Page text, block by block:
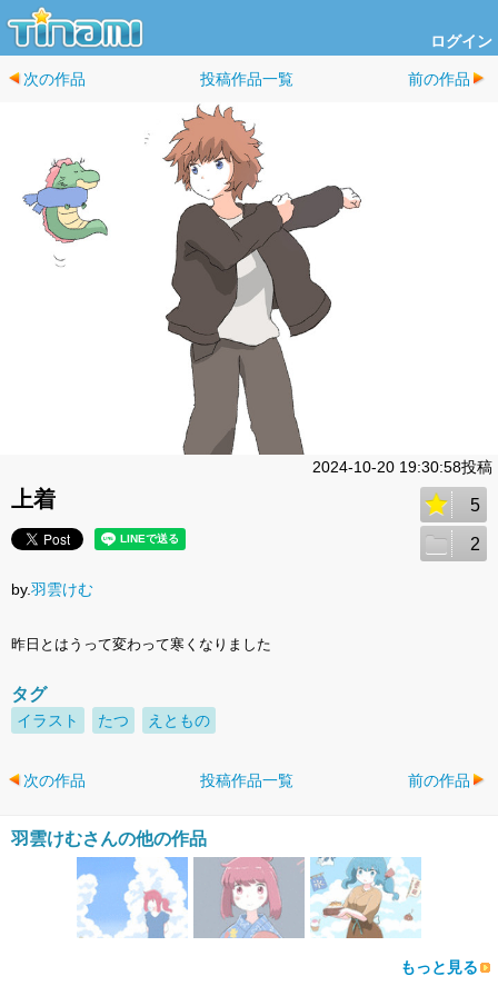
ログイン
次の作品 投稿作品一覧 前の作品
2024-10-20 19:30:58投稿
上着 5
2
by.羽雲けむ
昨日とはうって変わって寒くなりました
タグ
イラスト たつ えともの
次の作品 投稿作品一覧 前の作品
羽雲けむさんの他の作品
もっと見る